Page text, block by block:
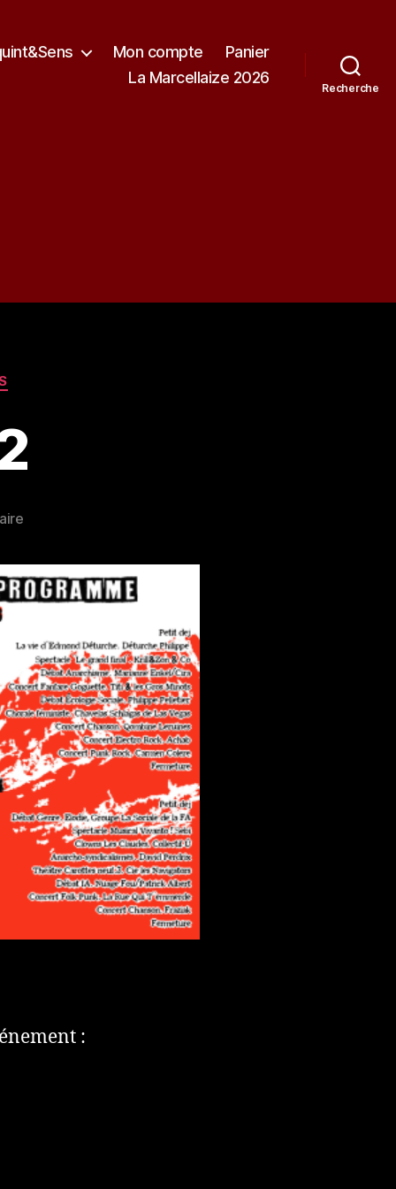
Mon compte
Panier
La Marcellaize 2026
Recherche
sur
#2
: